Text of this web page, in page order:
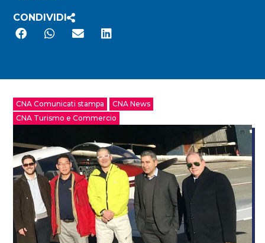
CONDIVIDI
CNA Comunicati stampa
CNA News
CNA Turismo e Commercio